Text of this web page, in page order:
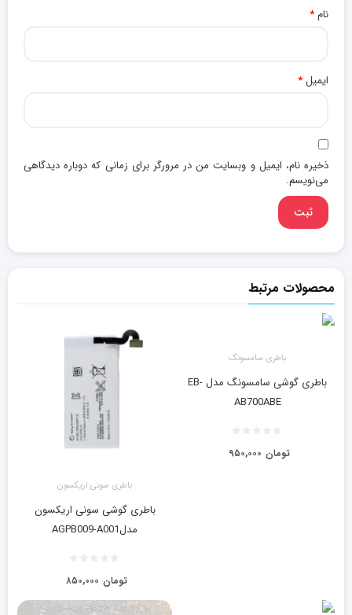
نام*
ایمیل*
ذخیره نام، ایمیل و وبسایت من در مرورگر برای زمانی که دوباره دیدگاهی
می‌نویسم.
محصولات مرتبط
باطری سامسونگ
باطری گوشی سامسونگ مدل EB-
AB700ABE
۹۵۰,۰۰۰ تومان
باطری سونی اریکسون
باطری گوشی سونی اریکسون
مدلAGPB009-A001
۸۵۰,۰۰۰ تومان